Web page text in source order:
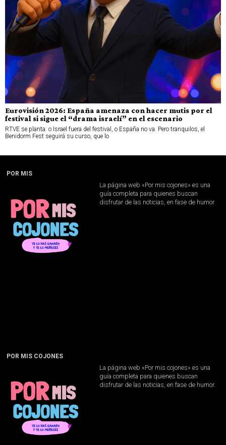
Eurovisión 2026: España amenaza con hacer mutis por el
festival si sigue el “drama israelí” en el escenario
RTVE se planta: o Israel fuera del festival, o España no va. Pero tranquilos, el
Benidorm Fest seguirá su curso, que lo
POR MIS
La página web «Por mis cojones» es una
guía completa para quienes buscan
disfrutar de las noticias, en fase de humor.
POR MIS COJONES
La página web «Por mis cojones» es una
guía completa para quienes buscan
disfrutar de las noticias, en fase de humor.